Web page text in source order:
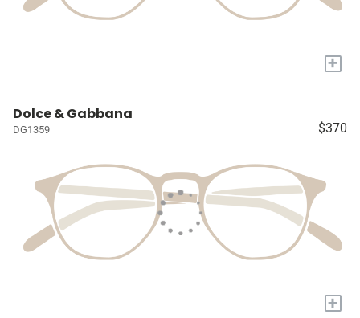
+
Dolce & Gabbana
DG1359 $370
+